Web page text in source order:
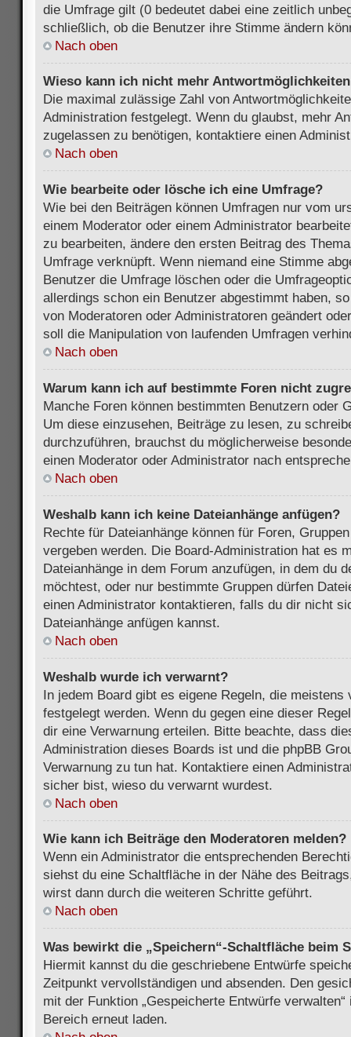
die Umfrage gilt (0 bedeutet dabei eine zeitlich
schließlich, ob die Benutzer ihre Stimme ändern
Nach oben
Wieso kann ich nicht mehr
Die maximal zulässige Zahl von
Administration festgelegt. Wenn du glaubst, mehr
zugelassen zu benötigen, kontaktiere einen
Nach oben
Wie bearbeite oder lösche ich eine Umfrage?
Wie bei den Beiträgen können Umfragen nur vom
einem Moderator oder einem Administrator
zu bearbeiten, ändere den ersten Beitrag des
Umfrage verknüpft. Wenn niemand eine Stimme
Benutzer die Umfrage löschen oder die
allerdings schon ein Benutzer abgestimmt haben,
von Moderatoren oder Administratoren geändert
soll die Manipulation von laufenden Umfragen
Nach oben
Warum kann ich auf bestimmte Foren nicht
Manche Foren können bestimmten Benutzern oder
Um diese einzusehen, Beiträge zu lesen, zu
durchzuführen, brauchst du möglicherweise
einen Moderator oder Administrator nach
Nach oben
Weshalb kann ich keine Dateianhänge anfügen?
Rechte für Dateianhänge können für Foren,
vergeben werden. Die Board-Administration hat es
Dateianhänge in dem Forum anzufügen, in dem du
möchtest, oder nur bestimmte Gruppen dürfen
einen Administrator kontaktieren, falls du dir nicht
Dateianhänge anfügen kannst.
Nach oben
Weshalb wurde ich verwarnt?
In jedem Board gibt es eigene Regeln, die meistens
festgelegt werden. Wenn du gegen eine dieser
dir eine Verwarnung erteilen. Bitte beachte, dass
Administration dieses Boards ist und die phpBB
Verwarnung zu tun hat. Kontaktiere einen
sicher bist, wieso du verwarnt wurdest.
Nach oben
Wie kann ich Beiträge den Moderatoren melden?
Wenn ein Administrator die entsprechenden
siehst du eine Schaltfläche in der Nähe des
wirst dann durch die weiteren Schritte geführt.
Nach oben
Was bewirkt die „Speichern“-Schaltfläche beim
Hiermit kannst du die geschriebene Entwürfe
Zeitpunkt vervollständigen und absenden. Den
mit der Funktion „Gespeicherte Entwürfe
Bereich erneut laden.